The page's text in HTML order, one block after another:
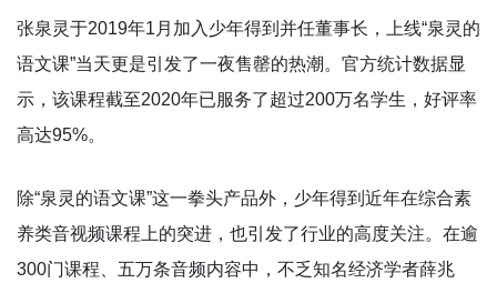
张泉灵于2019年1月加入少年得到并任董事长，上线“泉灵的
语文课”当天更是引发了一夜售罄的热潮。官方统计数据显
示，该课程截至2020年已服务了超过200万名学生，好评率
高达95%。
除“泉灵的语文课”这一拳头产品外，少年得到近年在综合素
养类音视频课程上的突进，也引发了行业的高度关注。在逾
300门课程、五万条音频内容中，不乏知名经济学者薛兆